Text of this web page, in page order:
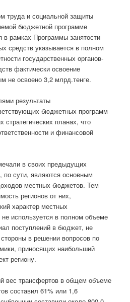
труда и социальной защиты
бюджетной программе
в рамках Программы занятости
средств указывается в полном
государственных органов-
фактически освоение
не освоено 3,2 млрд.тенге.
результаты
бюджетных программ
стратегических планах, что
и финансовой
в своих предыдущих
по сути, являются основным
местных бюджетов. Тем
регионов от них,
характер местных
используется в полном объеме
поступлений в бюджет, не
в решении вопросов по
приносящих наибольший
региону.
вес трансфертов в общем объеме
составил 61% или 1,6